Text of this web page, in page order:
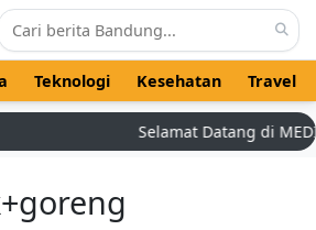
Teknologi Kesehatan Travel
Selamat Datang di